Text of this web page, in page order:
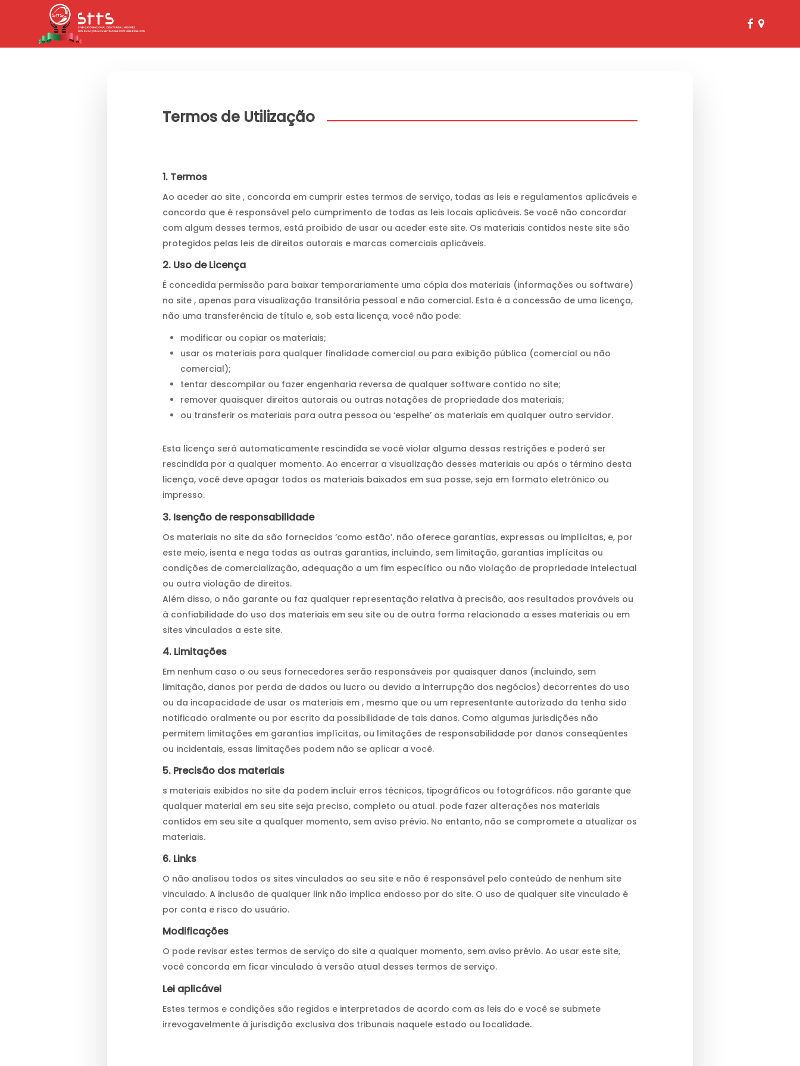
facebook
google-
plus
Termos de Utilização
1. Termos
Ao aceder ao site , concorda em cumprir estes termos de serviço, todas as leis e regulamentos aplicáveis e
concorda que é responsável pelo cumprimento de todas as leis locais aplicáveis. Se você não concordar
com algum desses termos, está proibido de usar ou aceder este site. Os materiais contidos neste site são
protegidos pelas leis de direitos autorais e marcas comerciais aplicáveis.
2. Uso de Licença
É concedida permissão para baixar temporariamente uma cópia dos materiais (informações ou software)
no site , apenas para visualização transitória pessoal e não comercial. Esta é a concessão de uma licença,
não uma transferência de título e, sob esta licença, você não pode:
modificar ou copiar os materiais;
usar os materiais para qualquer finalidade comercial ou para exibição pública (comercial ou não
comercial);
tentar descompilar ou fazer engenharia reversa de qualquer software contido no site;
remover quaisquer direitos autorais ou outras notações de propriedade dos materiais;
ou transferir os materiais para outra pessoa ou ‘espelhe’ os materiais em qualquer outro servidor.
Esta licença será automaticamente rescindida se você violar alguma dessas restrições e poderá ser
rescindida por a qualquer momento. Ao encerrar a visualização desses materiais ou após o término desta
licença, você deve apagar todos os materiais baixados em sua posse, seja em formato eletrónico ou
impresso.
3. Isenção de responsabilidade
Os materiais no site da são fornecidos ‘como estão’. não oferece garantias, expressas ou implícitas, e, por
este meio, isenta e nega todas as outras garantias, incluindo, sem limitação, garantias implícitas ou
condições de comercialização, adequação a um fim específico ou não violação de propriedade intelectual
ou outra violação de direitos.
Além disso, o não garante ou faz qualquer representação relativa à precisão, aos resultados prováveis ou
à confiabilidade do uso dos materiais em seu site ou de outra forma relacionado a esses materiais ou em
sites vinculados a este site.
4. Limitações
Em nenhum caso o ou seus fornecedores serão responsáveis por quaisquer danos (incluindo, sem
limitação, danos por perda de dados ou lucro ou devido a interrupção dos negócios) decorrentes do uso
ou da incapacidade de usar os materiais em , mesmo que ou um representante autorizado da tenha sido
notificado oralmente ou por escrito da possibilidade de tais danos. Como algumas jurisdições não
permitem limitações em garantias implícitas, ou limitações de responsabilidade por danos conseqüentes
ou incidentais, essas limitações podem não se aplicar a você.
5. Precisão dos materiais
s materiais exibidos no site da podem incluir erros técnicos, tipográficos ou fotográficos. não garante que
qualquer material em seu site seja preciso, completo ou atual. pode fazer alterações nos materiais
contidos em seu site a qualquer momento, sem aviso prévio. No entanto, não se compromete a atualizar os
materiais.
6. Links
O não analisou todos os sites vinculados ao seu site e não é responsável pelo conteúdo de nenhum site
vinculado. A inclusão de qualquer link não implica endosso por do site. O uso de qualquer site vinculado é
por conta e risco do usuário.
Modificações
O pode revisar estes termos de serviço do site a qualquer momento, sem aviso prévio. Ao usar este site,
você concorda em ficar vinculado à versão atual desses termos de serviço.
Lei aplicável
Estes termos e condições são regidos e interpretados de acordo com as leis do e você se submete
irrevogavelmente à jurisdição exclusiva dos tribunais naquele estado ou localidade.